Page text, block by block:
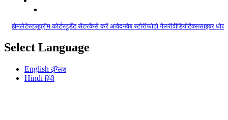
होमलेटेस्टसुप्रीम कोर्टस्टूडेंट सेंटरकैसे करें आवेदनवेब स्टोरीफोटो गैलरीवीडियोटैक्ससाइबर
Select Language
Englishइंग्लिश
Hindiहिंदी